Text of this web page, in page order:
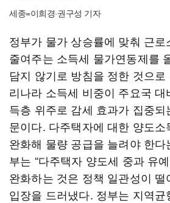
세종=이희경·권구성 기자
정부가 물가 상승률에 맞춰 근
줄여주는 소득세 물가연동제를
담지 않기로 방침을 정한 것으
리나라 소득세 비중이 주요국
득층 위주로 감세 효과가 집중
문이다. 다주택자에 대한 양도소
완화해 물량 공급을 늘려야 한
부는 “다주택자 양도세 중과 유
완화하는 것은 정책 일관성이 떨
입장을 드러냈다. 정부는 지역